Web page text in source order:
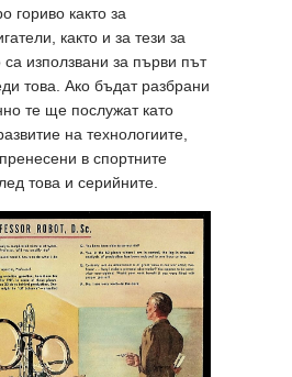
гориво както за
както и за тези за
са използвани за първи път
това. Ако бъдат разбрани
те ще послужат като
на технологиите,
в спортните
това и серийните.